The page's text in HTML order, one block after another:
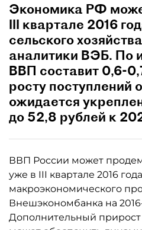
Экономика РФ
III квартале 2016
сельского
аналитики ВЭБ. По
ВВП составит 0,6-
росту поступлений
ожидается
до 52,8 рублей к
ВВП России может
уже в III квартале 2016
макроэкономического
Внешэкономбанка на
Дополнительный прирост